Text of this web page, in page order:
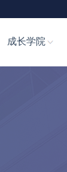
成长学院